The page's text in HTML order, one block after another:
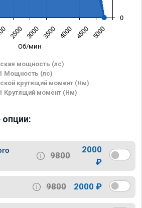
Об/мин
мощность (лс)
Мощность (лс)
крутящий момент (Нм)
Крутящий момент (Нм)
2500 3000 3500 4000 4500 5000
0
9800
2000
₽
9800 2000 ₽